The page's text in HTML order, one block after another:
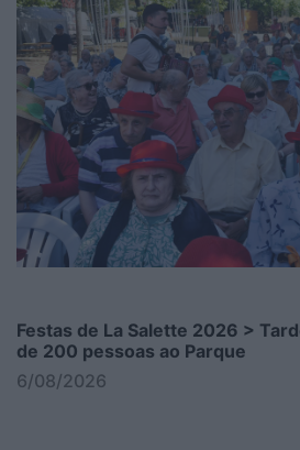
Festas de La Salette 2026 >
de 200 pessoas ao Parque
6/08/2026